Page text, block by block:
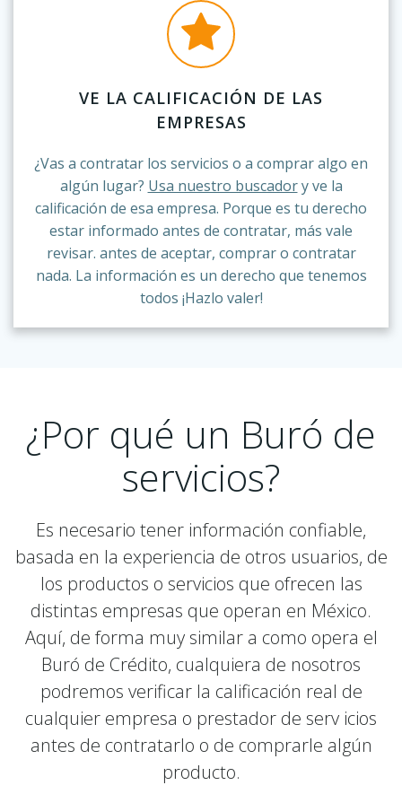
VE LA CALIFICACIÓN DE LAS
EMPRESAS
¿Vas a contratar los servicios o a comprar algo en
algún lugar? Usa nuestro buscadory ve la
calificación de esa empresa. Porque es tu derecho
estar informado antes de contratar, más vale
revisar. antes de aceptar, comprar o contratar
nada. La información es un derecho que tenemos
todos ¡Hazlo valer!
¿Por qué un Buró de
servicios?
Es necesario tener información confiable,
basada en la experiencia de otros usuarios, de
los productos o servicios que ofrecen las
distintas empresas que operan en México.
Aquí, de forma muy similar a como opera el
Buró de Crédito, cualquiera de nosotros
podremos verificar la calificación real de
cualquier empresa o prestador de serv icios
antes de contratarlo o de comprarle algún
producto.